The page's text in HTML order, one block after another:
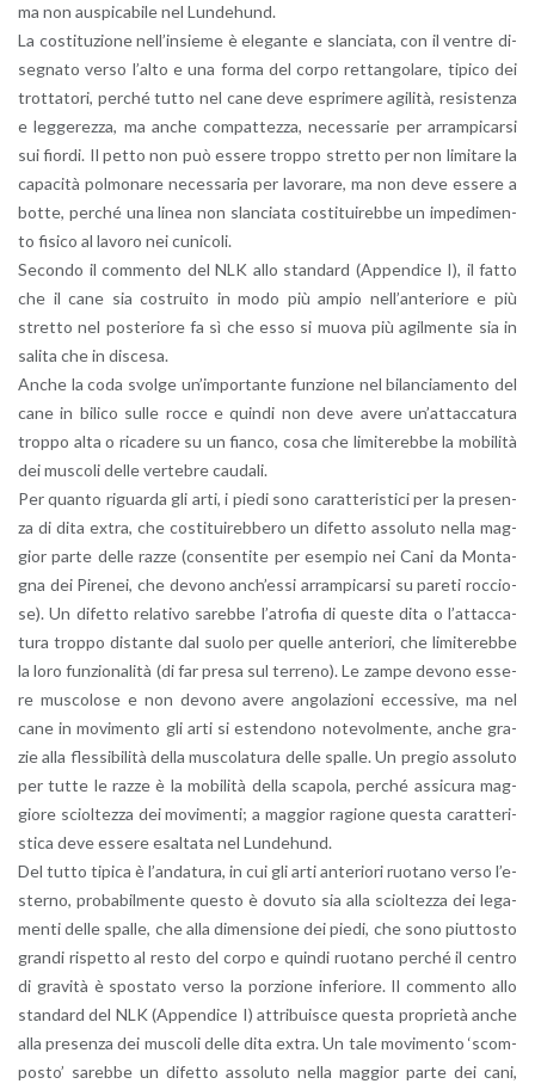
ma non au­spi­ca­bi­le nel Lun­de­hund.
La co­sti­tu­zio­ne nel­l’in­sie­me è ele­gan­te e slan­cia­ta, con il ven­tre di­
se­gna­to verso l’al­to e una forma del corpo ret­tan­go­la­re, ti­pi­co dei
trot­ta­to­ri, per­ché tutto nel cane deve espri­me­re agi­li­tà, re­si­sten­za
e leg­ge­rez­za, ma anche com­pat­tez­za, ne­ces­sa­rie per ar­ram­pi­car­si
sui fior­di. Il petto non può es­se­re trop­po stret­to per non li­mi­ta­re la
ca­pa­ci­tà pol­mo­na­re ne­ces­sa­ria per la­vo­ra­re, ma non deve es­se­re a
botte, per­ché una linea non slan­cia­ta co­sti­tui­reb­be un im­pe­di­men­
to fi­si­co al la­vo­ro nei cu­ni­co­li.
Se­con­do il com­men­to del NLK allo stan­dard (Ap­pen­di­ce I), il fatto
che il cane sia co­strui­to in modo più ampio nel­l’an­te­rio­re e più
stret­to nel po­ste­rio­re fa sì che esso si muova più agil­men­te sia in
sa­li­ta che in di­sce­sa.
Anche la coda svol­ge un’im­por­tan­te fun­zio­ne nel bi­lan­cia­men­to del
cane in bi­li­co sulle rocce e quin­di non deve avere un’at­tac­ca­tu­ra
trop­po alta o ri­ca­de­re su un fian­co, cosa che li­mi­te­reb­be la mo­bi­li­tà
dei mu­sco­li delle ver­te­bre cau­da­li.
Per quan­to ri­guar­da gli arti, i piedi sono ca­rat­te­ri­sti­ci per la pre­sen­
za di dita extra, che co­sti­tui­reb­be­ro un di­fet­to as­so­lu­to nella mag­
gior parte delle razze (con­sen­ti­te per esem­pio nei Cani da Mon­ta­
gna dei Pi­re­nei, che de­vo­no an­ch’es­si ar­ram­pi­car­si su pa­re­ti roc­cio­
se). Un di­fet­to re­la­ti­vo sa­reb­be l’a­tro­fia di que­ste dita o l’at­tac­ca­
tu­ra trop­po di­stan­te dal suolo per quel­le an­te­rio­ri, che li­mi­te­reb­be
la loro fun­zio­na­li­tà (di far presa sul ter­re­no). Le zampe de­vo­no es­se­
re mu­sco­lo­se e non de­vo­no avere an­go­la­zio­ni ec­ces­si­ve, ma nel
cane in mo­vi­men­to gli arti si esten­do­no no­te­vol­men­te, anche gra­
zie alla fles­si­bi­li­tà della mu­sco­la­tu­ra delle spal­le. Un pre­gio as­so­lu­to
per tutte le razze è la mo­bi­li­tà della sca­po­la, per­ché as­si­cu­ra mag­
gio­re sciol­tez­za dei mo­vi­men­ti; a mag­gior ra­gio­ne que­sta ca­rat­te­ri­
sti­ca deve es­se­re esal­ta­ta nel Lun­de­hund.
Del tutto ti­pi­ca è l’an­da­tu­ra, in cui gli arti an­te­rio­ri ruo­ta­no verso l’e­
ster­no, pro­ba­bil­men­te que­sto è do­vu­to sia alla sciol­tez­za dei le­ga­
men­ti delle spal­le, che alla di­men­sio­ne dei piedi, che sono piut­to­sto
gran­di ri­spet­to al resto del corpo e quin­di ruo­ta­no per­ché il cen­tro
di gra­vi­tà è spo­sta­to verso la por­zio­ne in­fe­rio­re. Il com­men­to allo
stan­dard del NLK (Ap­pen­di­ce I) at­tri­bui­sce que­sta pro­prie­tà anche
alla pre­sen­za dei mu­sco­li delle dita extra. Un tale mo­vi­men­to ‘scom­
po­sto’ sa­reb­be un di­fet­to as­so­lu­to nella mag­gior parte dei cani,